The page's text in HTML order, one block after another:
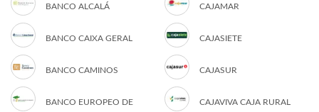
BANCO ALCALÁ
BANCO CAIXA GERAL
BANCO CAMINOS
BANCO EUROPEO DE
CAJAMAR
CAJASIETE
CAJASUR
CAJAVIVA CAJA RURAL